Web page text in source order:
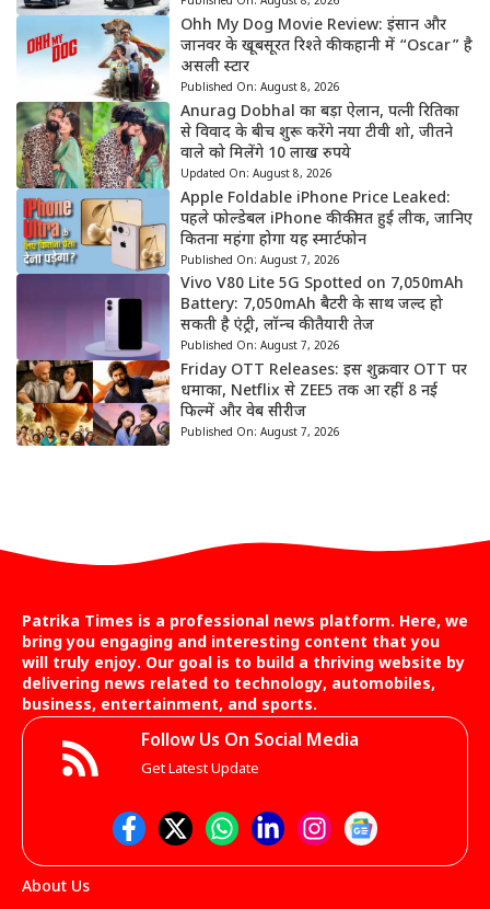
Ohh My Dog Movie Review: इंसान और
जानवर के खूबसूरत रिश्ते की कहानी में “Oscar” है
असली स्टार
Published On: August 8, 2026
Anurag Dobhal का बड़ा ऐलान, पत्नी रितिका
से विवाद के बीच शुरू करेंगे नया टीवी शो, जीतने
वाले को मिलेंगे 10 लाख रुपये
Updated On: August 8, 2026
Apple Foldable iPhone Price Leaked:
पहले फोल्डेबल iPhone की कीमत हुई लीक, जानिए
कितना महंगा होगा यह स्मार्टफोन
Published On: August 7, 2026
Vivo V80 Lite 5G Spotted on 7,050mAh
Battery: 7,050mAh बैटरी के साथ जल्द हो
सकती है एंट्री, लॉन्च की तैयारी तेज
Published On: August 7, 2026
Friday OTT Releases: इस शुक्रवार OTT पर
धमाका, Netflix से ZEE5 तक आ रहीं 8 नई
फिल्में और वेब सीरीज
Published On: August 7, 2026
Patrika Times is a professional news platform. Here, we
bring you engaging and interesting content that you
will truly enjoy. Our goal is to build a thriving website by
delivering news related to technology, automobiles,
business, entertainment, and sports.
Follow Us On Social Media
Get Latest Update
About Us